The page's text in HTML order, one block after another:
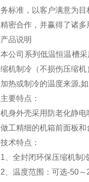
务标准，以客户满意为
精密合作，并赢得了诸多
产品说明
本公司系列低温恒温槽
缩机制冷（不损伤压缩
加热或制冷的温度来源,
主要特点：
机身外壳采用防老化静电
做工精细的机箱前面板和
技术特点：
1、 全封闭环保压缩机制
2、 温度范围：可选-50